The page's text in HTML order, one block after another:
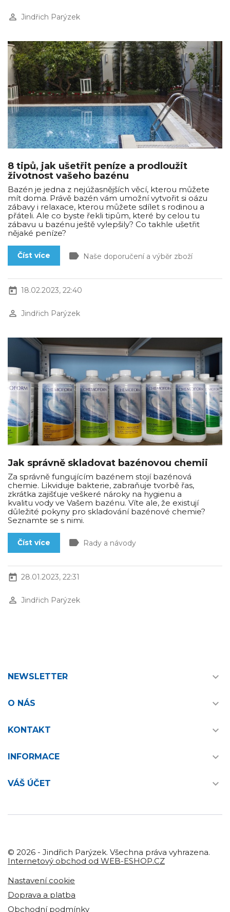
perm_identity Jindřich Parýzek
8 tipů, jak ušetřit peníze a prodloužit
životnost vašeho bazénu
Bazén je jedna z nejúžasnějších věcí, kterou můžete
mít doma. Právě bazén vám umožní vytvořit si oázu
zábavy i relaxace, kterou můžete sdílet s rodinou a
přáteli. Ale co byste řekli tipům, které by celou tu
zábavu u bazénu ještě vylepšily? Co takhle ušetřit
nějaké peníze?
Číst více label Naše doporučení a výběr zboží
today 18.02.2023, 22:40
perm_identity Jindřich Parýzek
Jak správně skladovat bazénovou chemii
Za správně fungujícím bazénem stojí bazénová
chemie. Likviduje bakterie, zabraňuje tvorbě řas,
zkrátka zajišťuje veškeré nároky na hygienu a
kvalitu vody ve Vašem bazénu. Víte ale, že existují
důležité pokyny pro skladování bazénové chemie?
Seznamte se s nimi.
Číst více label Rady a návody
today 28.01.2023, 22:31
perm_identity Jindřich Parýzek
NEWSLETTER 
O NÁS 
KONTAKT 
INFORMACE 
VÁŠ ÚČET 
© 2026 - Jindřich Parýzek. Všechna práva vyhrazena.
Internetový obchod od WEB-ESHOP.CZ
Nastavení cookie
Doprava a platba
Obchodní podmínky